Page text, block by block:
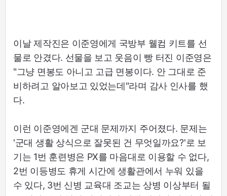
이날 제작진은 이준영에게 국방부 웰컴 키트를 선
물로 안겼다. 선물을 보고 웃음이 빵 터진 이준영은
"그냥 면봉도 아니고 고급 면봉이다. 안 그대로 준
비하려고 알아보고 있었는데"라며 감사 인사를 했
다.
이런 이준영에겐 군대 문제까지 주어졌다. 문제는
'군대 생활 상식으로 잘못된 건 무엇일까요?'로 보
기는 1번 훈련병은 PX를 마음대로 이용할 수 없다,
2번 이등병도 휴게 시간에 생활관에서 누워 있을
수 있다, 3번 신병 교육대 조교는 상병 이상부터 될